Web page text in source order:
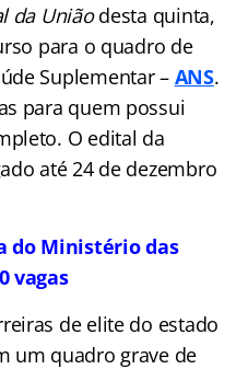
da Uniãodesta quinta,
para o quadro de
Suplementar – ANS.
para quem possui
O edital da
até 24 de dezembro
do Ministério das
vagas
de elite do estado
um quadro grave de